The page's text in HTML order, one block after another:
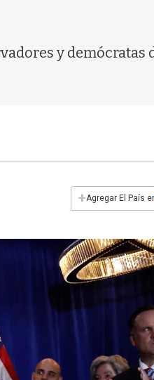
y demócratas
+Agregar El País